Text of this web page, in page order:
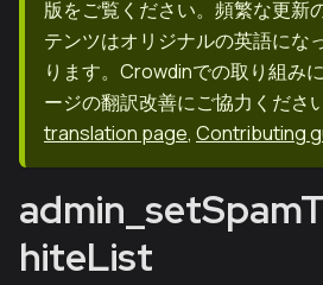
版をご覧ください。頻繁な更新
テンツはオリジナルの英語にな
ります。Crowdinでの取り組み
ージの翻訳改善にご協力ください
translation page, Contributing
hiteList